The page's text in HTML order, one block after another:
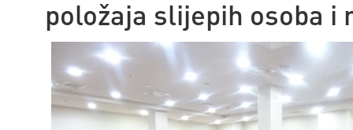
položaja slijepih osoba i